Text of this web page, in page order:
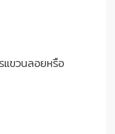
แขวนลอยหรือ